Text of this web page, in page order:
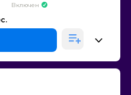
Включен